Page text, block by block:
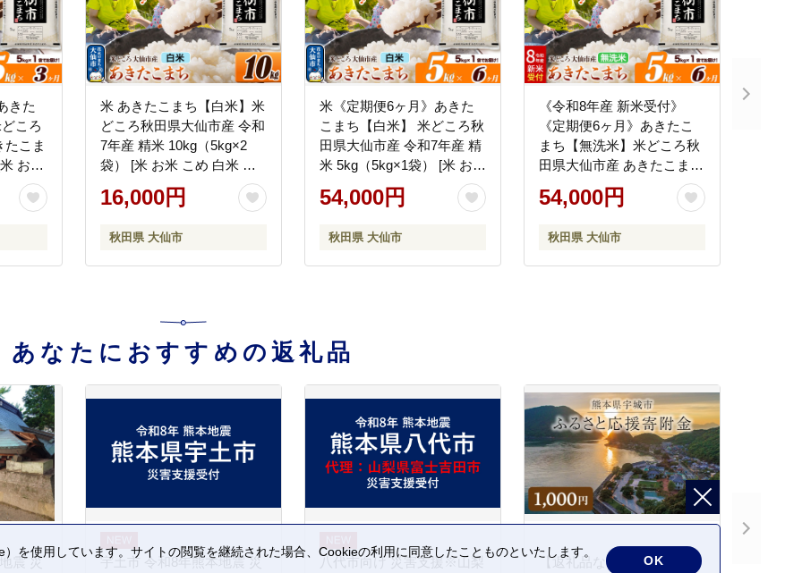
きた
ころ
たこま
お米
たこ
23回
市]
米 あきたこまち【白米】米
どころ秋田県大仙市産 令和
7年産 精米 10kg（5kg×2
袋） [米 お米 こめ 白米 精
米 あきたこまち ブランド
米 通算23回 特A 小分け ご
産 大仙市]
16,000円
秋田県 大仙市
米《定期便6ヶ月》あきた
こまち【白米】 米どころ秋
田県大仙市産 令和7年産 精
米 5kg（5kg×1袋） [米 お米
こめ 白米 精米 あきたこま
ち ブランド米 通算23回 特
ころ 秋田県産 大仙市]
54,000円
秋田県 大仙市
《令和8年産 新米受付》
《定期便6ヶ月》あきたこ
まち【無洗米】米どころ秋
田県大仙市産 あきたこまち
5kg（5kg×1袋） [米 お米 こ
め 無洗米 精米 あきたこま
A 小分け ご飯 ごはん 米ど
ころ 秋田県産 大仙市]
54,000円
秋田県 大仙市
あなたにおすすめの返礼品
震 災 宇土市 令和8年熊本地震 災 八代市向け 災害支援※山梨 【返礼品なし】熊本県宇城
を使用しています。サイトの閲覧を継続された場合、Cookieの利用に同意したことものといたします。
OK